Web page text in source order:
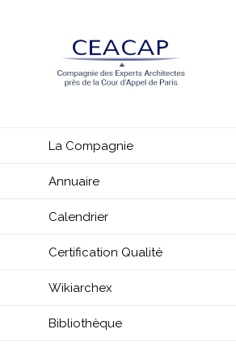
La Compagnie
Annuaire
Calendrier
Certification Qualité
Wikiarchex
Bibliothèque